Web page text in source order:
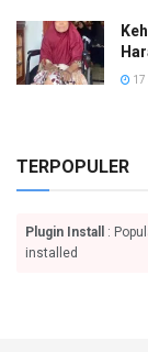
17
TERPOPULER
Plugin Install
:
installed